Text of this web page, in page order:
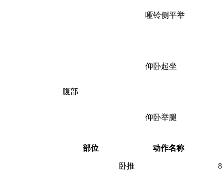
哑铃侧平举
腹部
仰卧起坐
仰卧举腿
部位 动作名称
卧推